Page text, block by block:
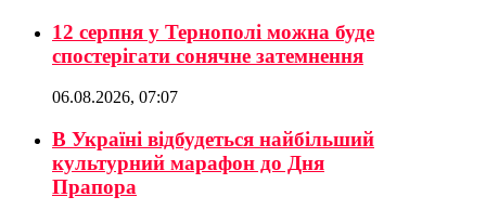
12 серпня у Тернополі можна буде
спостерігати сонячне затемнення
06.08.2026, 07:07
В Україні відбудеться найбільший
культурний марафон до Дня
Прапора